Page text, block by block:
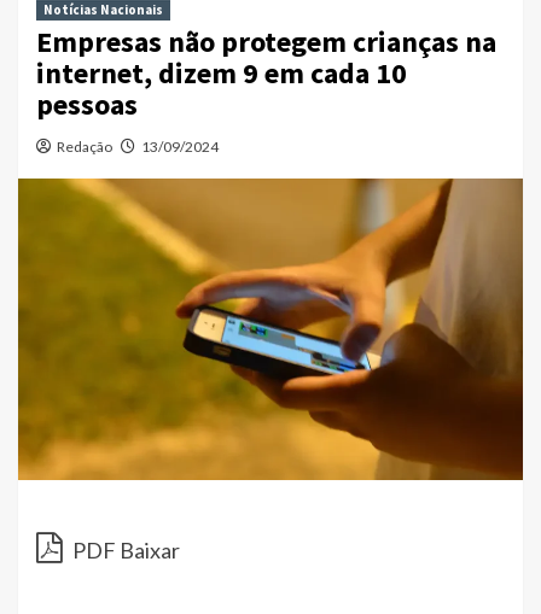
Notícias Nacionais
Empresas não protegem crianças na
internet, dizem 9 em cada 10
pessoas
Redação 13/09/2024
PDF Baixar